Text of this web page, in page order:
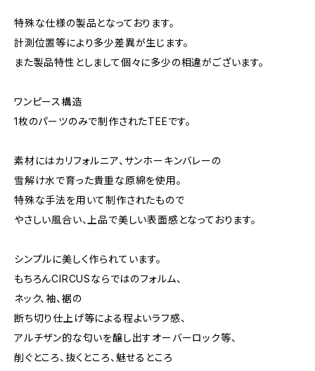
特殊な仕様の製品となっております。
計測位置等により多少差異が生じます。
また製品特性としまして個々に多少の相違がございます。
ワンピース構造
1枚のパーツのみで制作されたTEEです。
素材にはカリフォルニア、サンホーキンバレーの
雪解け水で育った貴重な原綿を使用。
特殊な手法を用いて制作されたもので
やさしい風合い、上品で美しい表面感となっております。
シンプルに美しく作られています。
もちろんCIRCUSならではのフォルム、
ネック、袖、裾の
断ち切り仕上げ等による程よいラフ感、
アルチザン的な匂いを醸し出すオーバーロック等、
削ぐところ、抜くところ、魅せるところ